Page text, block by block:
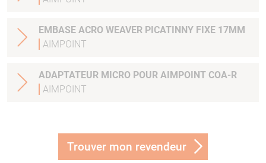
EMBASE ACRO WEAVER PICATINNY FIXE 17MM
AIMPOINT
ADAPTATEUR MICRO POUR AIMPOINT COA-R
AIMPOINT
Trouver mon revendeur